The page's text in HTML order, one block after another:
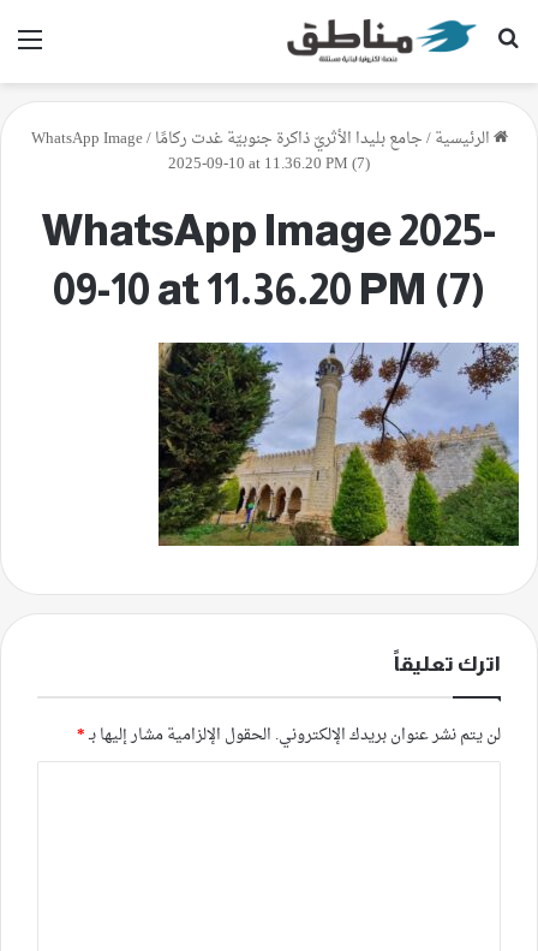
بحث عن
الرئيسية/جامع بليدا الأثريّ ذاكرة جنوبيّة غدت ركامًا/
WhatsApp Image
2025-09-10 at 11.36.20 PM (7)
WhatsApp Image 2025-
09-10 at 11.36.20 PM (7)
اترك تعليقاً
لن يتم نشر عنوان بريدك الإلكتروني. الحقول الإلزامية مشار إليها بـ*